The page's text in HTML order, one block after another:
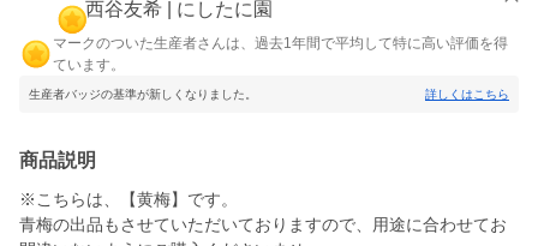
西谷友希 | にしたに園
マークのついた生産者さんは、過去1年間で平均して特に高い評価を得
ています。
生産者バッジの基準が新しくなりました。 詳しくはこちら
商品説明
※こちらは、【黄梅】です。
青梅の出品もさせていただいておりますので、用途に合わせてお